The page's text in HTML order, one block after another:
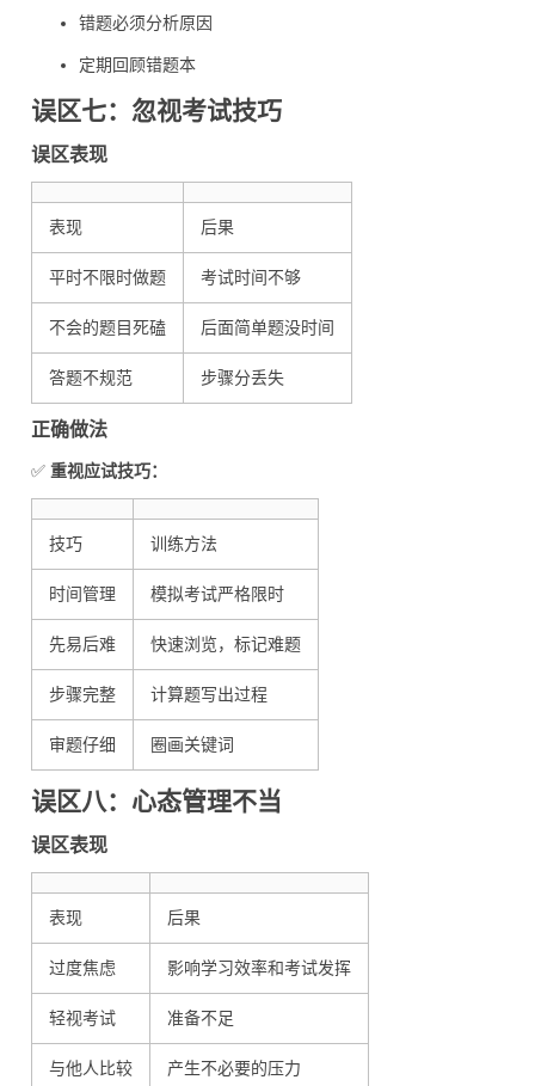
错题必须分析原因
定期回顾错题本
误区七：忽视考试技巧
误区表现
表现 后果
平时不限时做题 考试时间不够
不会的题目死磕 后面简单题没时间
答题不规范 步骤分丢失
正确做法
✅ 重视应试技巧：
技巧 训练方法
时间管理 模拟考试严格限时
先易后难 快速浏览，标记难题
步骤完整 计算题写出过程
审题仔细 圈画关键词
误区八：心态管理不当
误区表现
表现 后果
过度焦虑 影响学习效率和考试发挥
轻视考试 准备不足
与他人比较 产生不必要的压力